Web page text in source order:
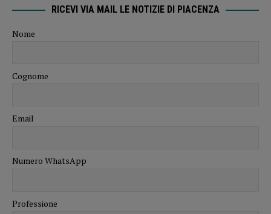
RICEVI VIA MAIL LE NOTIZIE DI PIACENZA
Nome
Cognome
Email
Numero WhatsApp
Professione